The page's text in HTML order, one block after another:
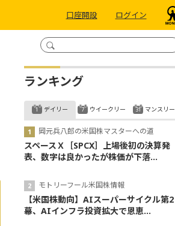
口座開設 ログイン
ランキング
デイリー
岡元兵八郎の米国株マスターへの道
スペースＸ［SPCX］上場後初の決算発
表、数字は良かったが株価が下落...
モトリーフール米国株情報
【米国株動向】AIスーパーサイクル第2
幕、AIインフラ投資拡大で恩恵...
ウイークリー マンスリー